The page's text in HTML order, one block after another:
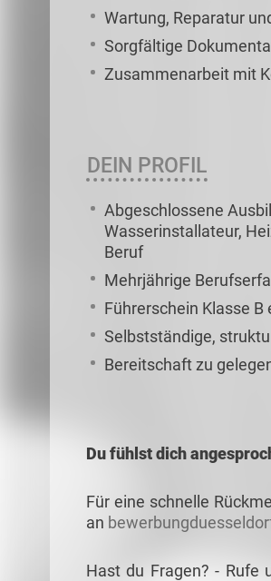
Wartung, Reparatur
Sorgfältige
Zusammenarbeit mit
DEIN PROFIL
Abgeschlossene
Wasserinstallateur,
Beruf
Mehrjährige
Führerschein Klasse B
Selbstständige,
Bereitschaft zu
Du fühlst dich
Für eine schnelle
an
Hast du Fragen? - Rufe